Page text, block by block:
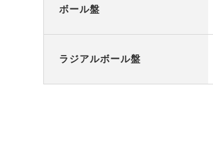
ボール盤
ラジアルボール盤